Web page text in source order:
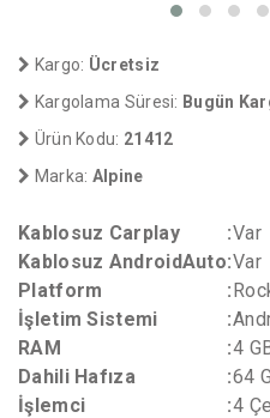
Kargo: Ücretsiz
Kargolama Süresi: Bugün
Ürün Kodu: 21412
Marka: Alpine
Kablosuz Carplay :Var
Kablosuz AndroidAuto:Var
Platform
:
İşletim Sistemi
:
RAM
:4
Dahili Hafıza
:64
İşlemci
:4